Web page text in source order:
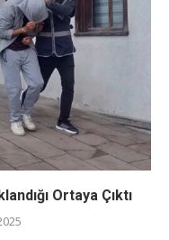
Ortaya Çıktı